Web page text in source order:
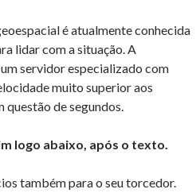
é atualmente conhecida
lidar com a situação. A
servidor especializado com
muito superior aos
questão de segundos.
logo abaixo, após o texto.
também para o seu torcedor.